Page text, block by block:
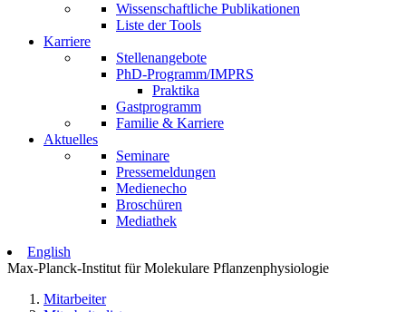
Wissenschaftliche Publikationen
Liste der Tools
Karriere
Stellenangebote
PhD-Programm/IMPRS
Praktika
Gastprogramm
Familie & Karriere
Aktuelles
Seminare
Pressemeldungen
Medienecho
Broschüren
Mediathek
English
Max-Planck-Institut für Molekulare Pflanzenphysiologie
Mitarbeiter